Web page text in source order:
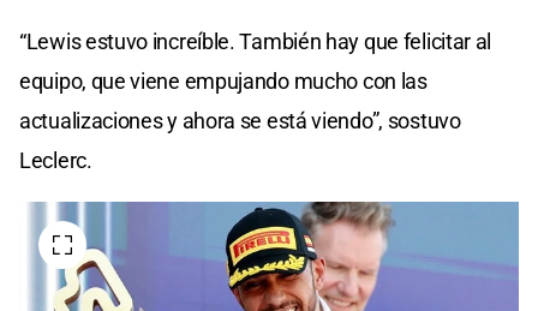
“Lewis estuvo increíble. También hay que felicitar al
equipo, que viene empujando mucho con las
actualizaciones y ahora se está viendo”, sostuvo
Leclerc.